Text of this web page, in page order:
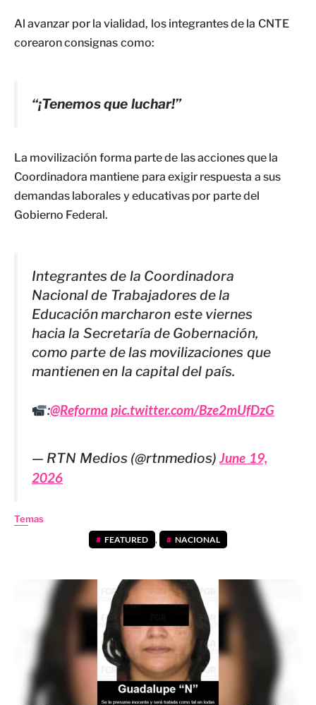
Al avanzar por la vialidad, los integrantes de la CNTE
corearon consignas como:
“¡Tenemos que luchar!”
La movilización forma parte de las acciones que la
Coordinadora mantiene para exigir respuesta a sus
demandas laborales y educativas por parte del
Gobierno Federal.
Integrantes de la Coordinadora
Nacional de Trabajadores de la
Educación marcharon este viernes
hacia la Secretaría de Gobernación,
como parte de las movilizaciones que
mantienen en la capital del país.
:@Reformapic.twitter.com/Bze2mUfDzG
— RTN Medios (@rtnmedios)June 19,
2026
Temas
FEATURED , NACIONAL